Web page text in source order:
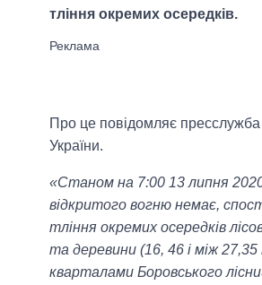
тління окремих осередків.
Про це повідомляє
України.
«Станом на 7:00 13 липня
відкритого вогню немає,
тління окремих осередків
та деревини (16, 46 і між 27,35
кварталами Боровського